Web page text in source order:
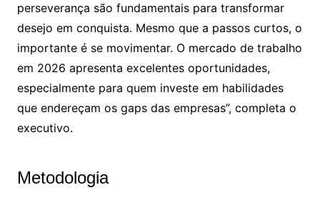
perseverança são fundamentais para transformar
desejo em conquista. Mesmo que a passos curtos, o
importante é se movimentar. O mercado de trabalho
em 2026 apresenta excelentes oportunidades,
especialmente para quem investe em habilidades
que endereçam os gaps das empresas”, completa o
executivo.
Metodologia